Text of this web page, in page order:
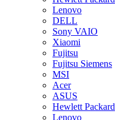
Lenovo
DELL
Sony VAIO
Xiaomi
Fujitsu
Fujitsu Siemens
MSI
Acer
ASUS
Hewlett Packard
Lenovo